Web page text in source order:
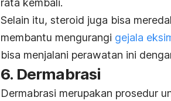
rata kembali.
Selain itu, steroid juga bisa
membantu mengurangi gejala
bisa menjalani perawatan ini
6. Dermabrasi
Dermabrasi merupakan prosedur